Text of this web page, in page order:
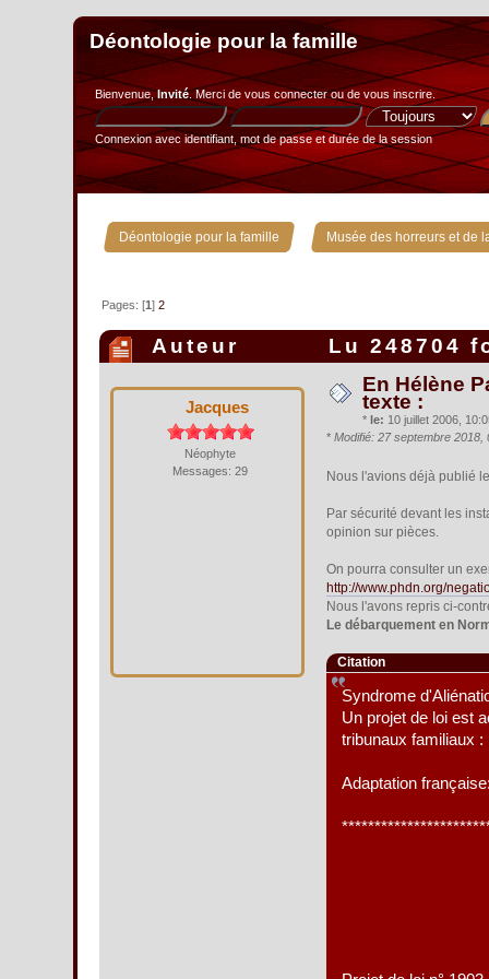
Déontologie pour la famille
Bienvenue,Invité. Merci devous connecterou devous inscrire.
Connexion avec identifiant, mot de passe et durée de la session
Déontologie pour la famille » Musée des horreurs et de
Pages: [1]2
Auteur Lu 248704
Jacques
Néophyte
Messages: 29
En Hélène
texte :
* le: 10 juillet 2006,
*Modifié: 27 septembre
Nous l'avions déjà publié
Par sécurité devant les
opinion sur pièces.
On pourra consulter un
http://www.phdn.org/
Nous l'avons repris ci-
Le débarquement en
Citation
Syndrome
Un projet de loi est
tribunaux familiaux
Adaptation